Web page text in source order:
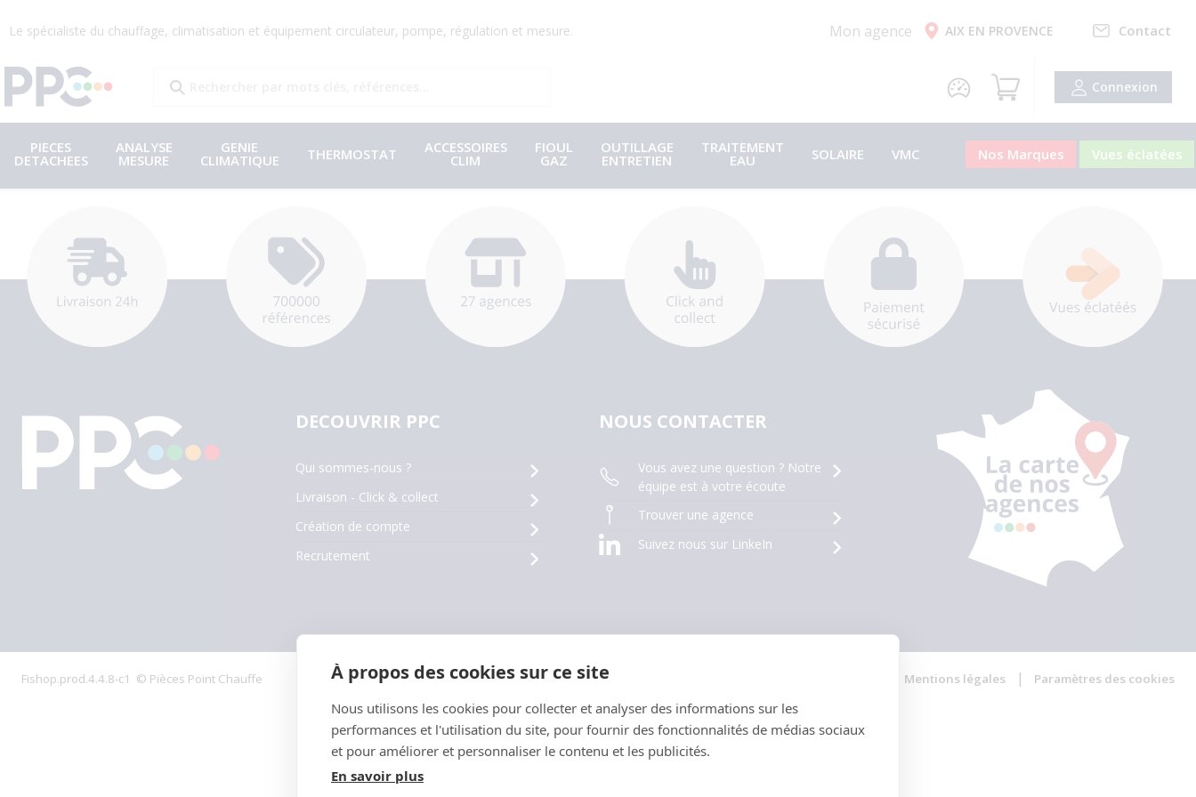
Le spécialiste du chauffage, climatisation et équipement circulateur, pompe, régulation et mesure. Mon agence AIX EN PROVENCE Contact
Connexion
PIECES
DETACHEES
ANALYSE
MESURE
GENIE
CLIMATIQUE THERMOSTAT ACCESSOIRES
CLIM
FIOUL
GAZ
OUTILLAGE
ENTRETIEN
TRAITEMENT
EAU SOLAIRE VMC Nos Marques Vues éclatées
DECOUVRIR PPC
Qui sommes-nous ?
Livraison - Click & collect
Création de compte
Recrutement
NOUS CONTACTER
Vous avez une question ? Notre
équipe est à votre écoute
Trouver une agence
Suivez nous sur LinkeIn
Fishop.prod.4.4.8-c1 © Pièces Point Chauffe Conditions Générales de Vente Mentions légales Paramètres des cookies
À propos des cookies sur ce site
Nous utilisons les cookies pour collecter et analyser des informations sur les
performances et l'utilisation du site, pour fournir des fonctionnalités de médias sociaux
et pour améliorer et personnaliser le contenu et les publicités.
En savoir plus